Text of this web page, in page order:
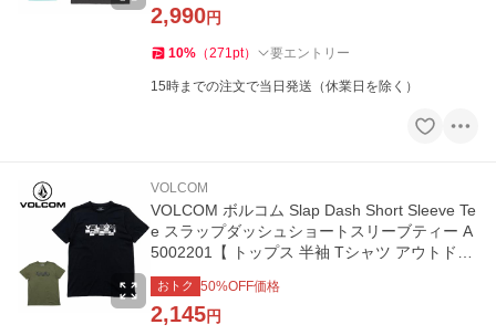
2,990円
10% （271pt） 要エントリー
15時までの注文で当日発送（休業日を除く）
VOLCOM
VOLCOM ボルコム Slap Dash Short Sleeve Te
e スラップダッシュショートスリーブティー A
5002201【 トップス 半袖 Tシャツ アウトドア
】【メール便・代引不可】
おトク 50%OFF価格
2,145円